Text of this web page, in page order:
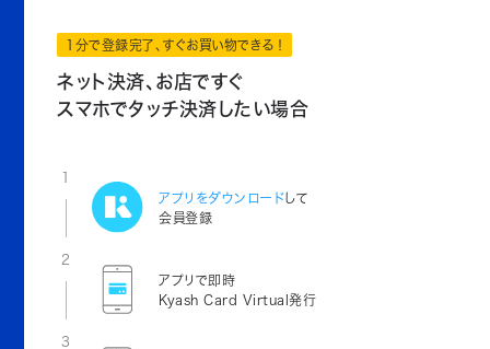
1分で登録完了、すぐお買い物できる！
ネット決済、お店ですぐ
スマホでタッチ決済したい場合
1
アプリをダウンロードして
会員登録
2
アプリで即時
Kyash Card Virtual発行
3